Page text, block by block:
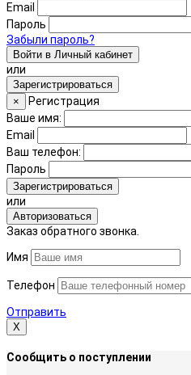
Email
Пароль
Забыли пароль?
Войти в Личный кабинет
или
Зарегистрироваться
×
Регистрация
Ваше имя:
Email
Ваш телефон:
Пароль
Зарегистрироваться
или
Авторизоваться
Заказ обратного звонка.
Имя
Телефон
Отправить
Х
Сообщить о поступлении